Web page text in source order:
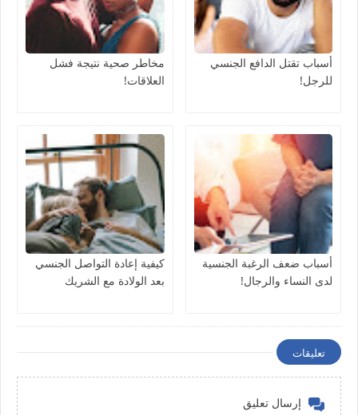
أسباب تقتل الدافع الجنسي
للرجل!
مخاطر صحية نتيجة فشل
العلاقات!
أسباب ضعف الرغبة الجنسية
لدى النساء والرجال!
كيفية إعادة التواصل الجنسي
بعد الولادة مع الشريك
تعليقات
إرسال تعليق